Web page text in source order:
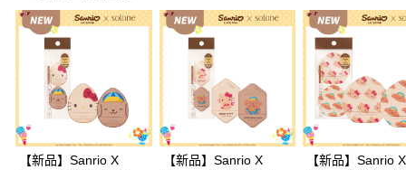
【新品】Sanrio X
【新品】Sanrio X
【新品】Sanrio X